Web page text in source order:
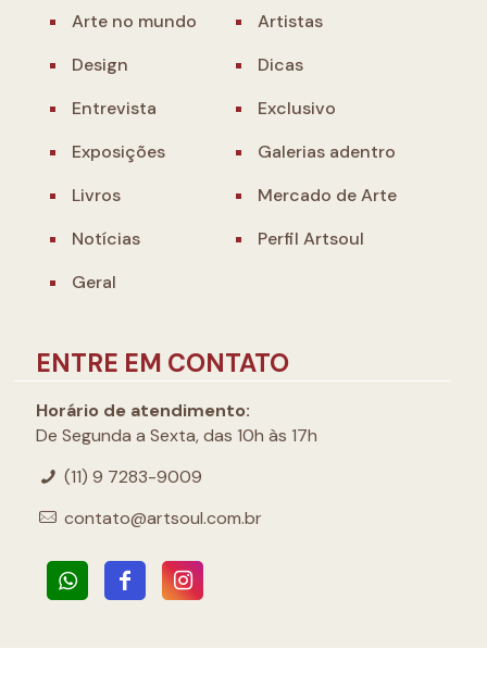
Arte no mundo
Artistas
Design
Dicas
Entrevista
Exclusivo
Exposições
Galerias adentro
Livros
Mercado de Arte
Notícias
Perfil Artsoul
Geral
ENTRE EM CONTATO
Horário de atendimento:
De Segunda a Sexta, das 10h às 17h
(11) 9 7283-9009
contato@artsoul.com.br